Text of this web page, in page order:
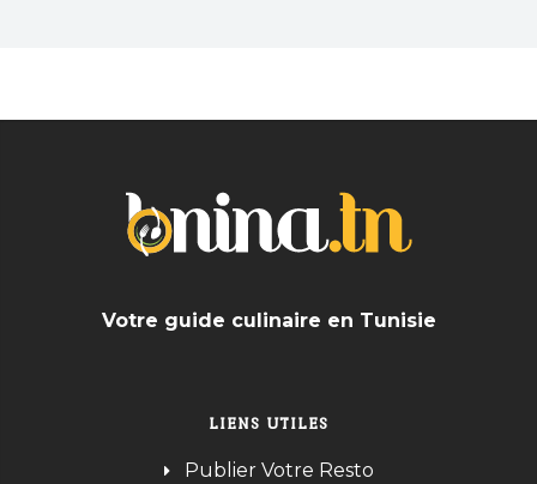
Votre guide culinaire en Tunisie
LIENS UTILES
Publier Votre Resto